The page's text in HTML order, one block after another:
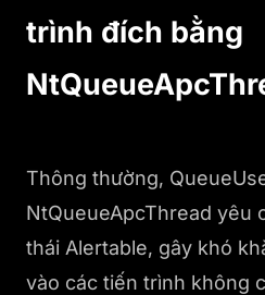
trình đích bằng
Thông thường,
NtQueueApcThread yêu
thái Alertable, gây khó
vào các tiến trình không